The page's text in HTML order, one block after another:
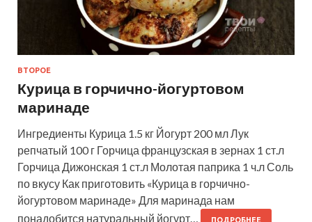
ВТОРОЕ
Курица в горчично-йогуртовом
маринаде
Ингредиенты Курица 1.5 кг Йогурт 200 мл Лук
репчатый 100 г Горчица французская в зернах 1 ст.л
Горчица Дижонская 1 ст.л Молотая паприка 1 ч.л Соль
по вкусу Как приготовить «Курица в горчично-
йогуртовом маринаде» Для маринада нам
понадобится натуральный йогурт…
ПОДРОБНЕЕ